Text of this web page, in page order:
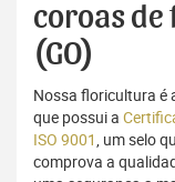
coroas de
(GO)
Nossa floricultura é
que possui a
ISO 9001, um selo
comprova a